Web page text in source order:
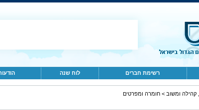
רשימת חברים לוח שנה
>חומרה ומפרטים